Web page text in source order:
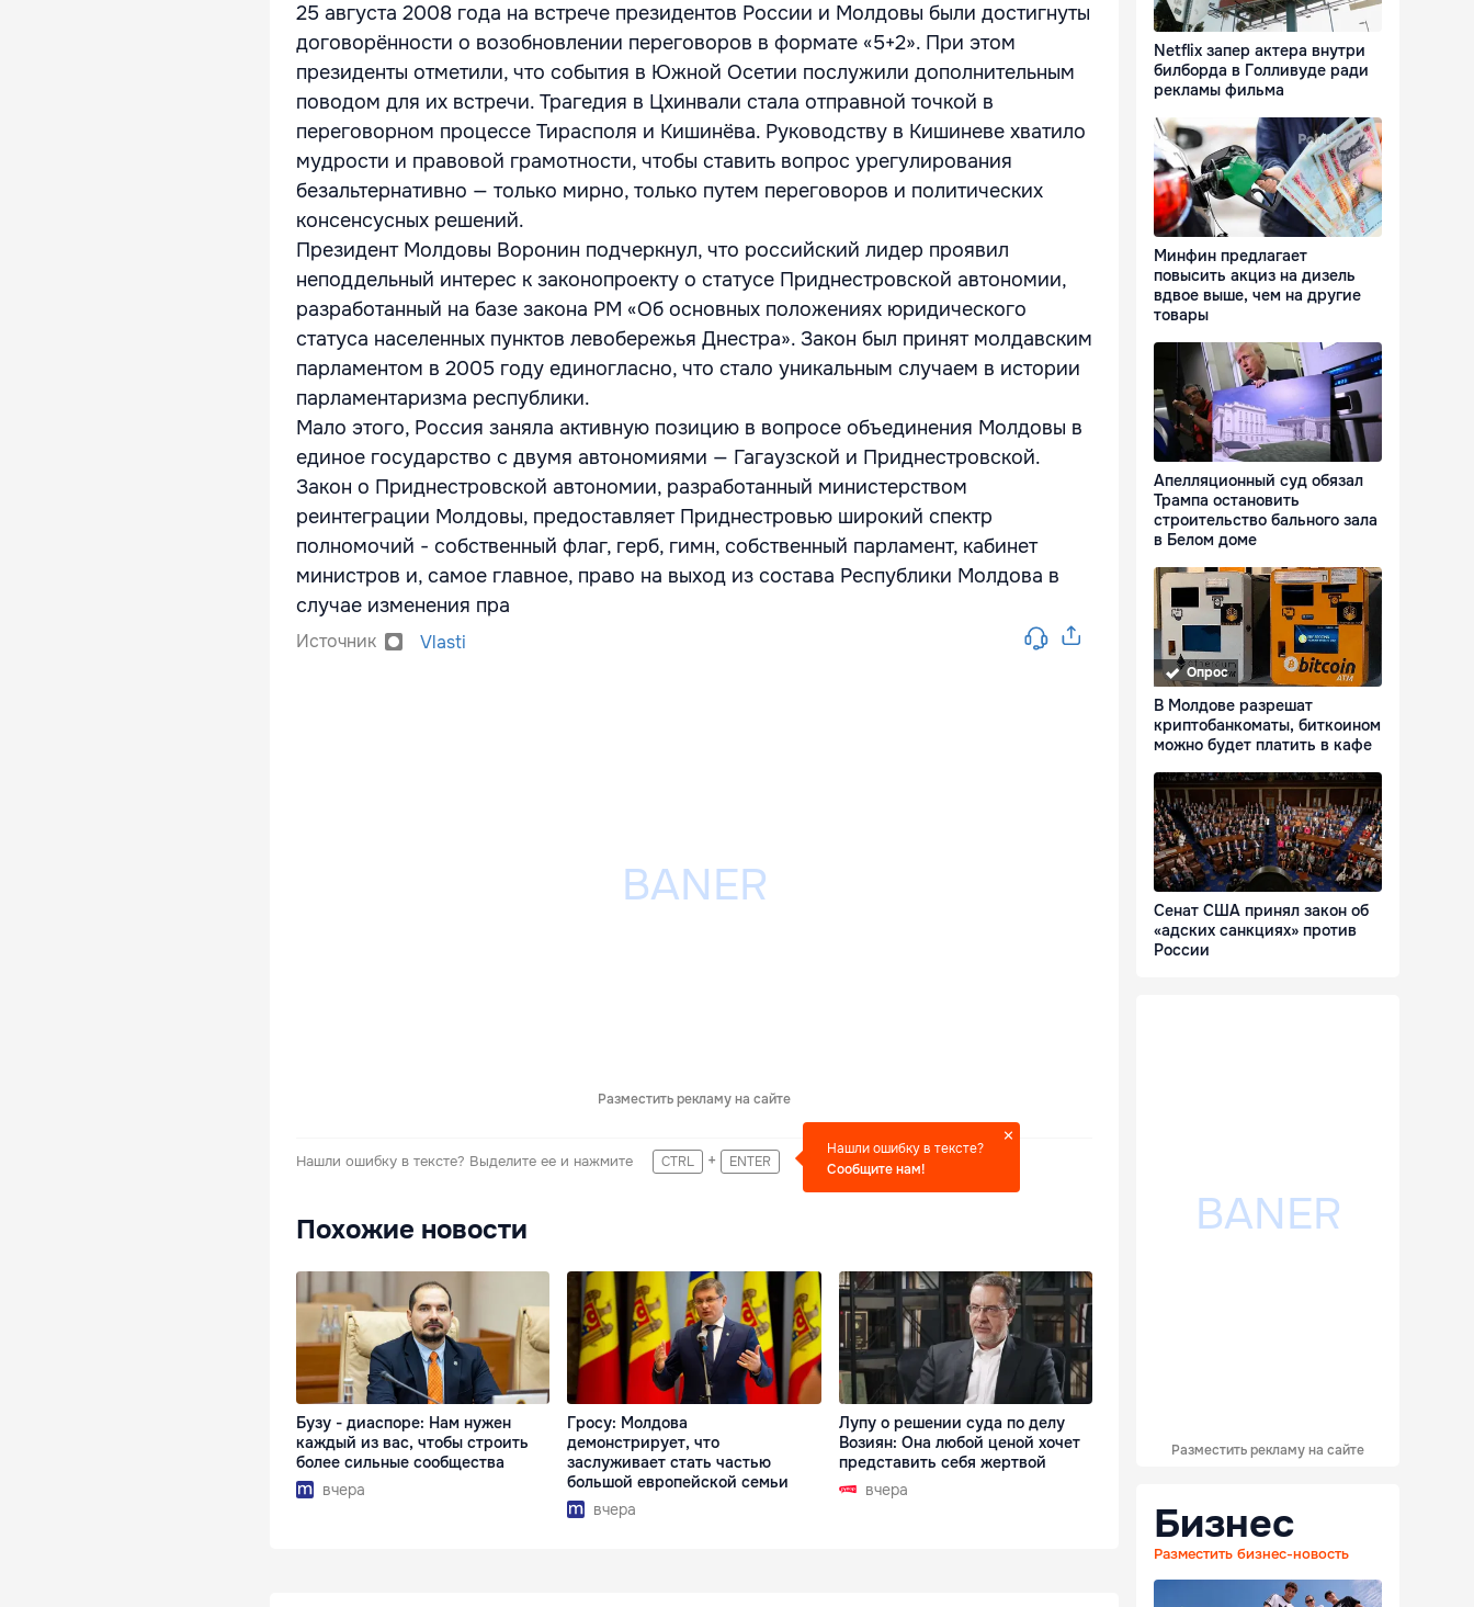
25 августа 2008 года на встрече президентов России и Молдовы были достигнуты
договорённости о возобновлении переговоров в формате «5+2». При этом
президенты отметили, что события в Южной Осетии послужили дополнительным
поводом для их встречи. Трагедия в Цхинвали стала отправной точкой в
переговорном процессе Тирасполя и Кишинёва. Руководству в Кишиневе хватило
мудрости и правовой грамотности, чтобы ставить вопрос урегулирования
безальтернативно — только мирно, только путем переговоров и политических
консенсусных решений.
Президент Молдовы Воронин подчеркнул, что российский лидер проявил
неподдельный интерес к законопроекту о статусе Приднестровской автономии,
разработанный на базе закона РМ «Об основных положениях юридического
статуса населенных пунктов левобережья Днестра». Закон был принят молдавским
парламентом в 2005 году единогласно, что стало уникальным случаем в истории
парламентаризма республики.
Мало этого, Россия заняла активную позицию в вопросе объединения Молдовы в
единое государство с двумя автономиями — Гагаузской и Приднестровской.
Закон о Приднестровской автономии, разработанный министерством
реинтеграции Молдовы, предоставляет Приднестровью широкий спектр
полномочий - собственный флаг, герб, гимн, собственный парламент, кабинет
министров и, самое главное, право на выход из состава Республики Молдова в
случае изменения пра
Источник Vlasti
Разместить рекламу на сайте
Нашли ошибку в тексте? Выделите ее и нажмите CTRL + ENTER
Нашли ошибку в тексте?
Сообщите нам!
Похожие новости
Бузу - диаспоре: Нам нужен
каждый из вас, чтобы строить
более сильные сообщества
вчера
Гросу: Молдова
демонстрирует, что
заслуживает стать частью
большой европейской семьи
вчера
Лупу о решении суда по делу
Возиян: Она любой ценой хочет
представить себя жертвой
вчера
Netflix запер актера внутри
билборда в Голливуде ради
рекламы фильма
Минфин предлагает
повысить акциз на дизель
вдвое выше, чем на другие
товары
Апелляционный суд обязал
Трампа остановить
строительство бального зала
в Белом доме
Опрос
В Молдове разрешат
криптобанкоматы, биткоином
можно будет платить в кафе
Сенат США принял закон об
«адских санкциях» против
России
Разместить рекламу на сайте
Бизнес
Разместить бизнес-новость